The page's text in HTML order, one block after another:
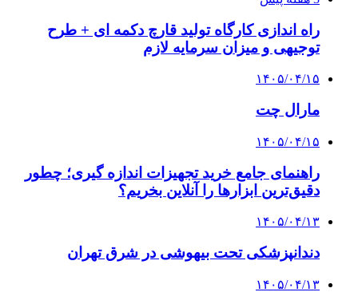
راه اندازی کارگاه تولید قارچ دکمه ای + طرح
توجیهی و میزان سرمایه لازم
۱۴۰۵/۰۴/۱۵
مارال چت
۱۴۰۵/۰۴/۱۵
راهنمای جامع خرید تجهیزات اندازه گیری؛ چطور
دقیق‌ترین ابزارها را آنلاین بخریم؟
۱۴۰۵/۰۴/۱۳
دندانپزشکی تحت بیهوشی در شرق تهران
۱۴۰۵/۰۴/۱۳